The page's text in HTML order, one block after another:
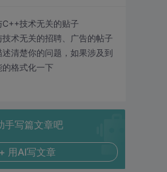
技术无关的贴子
术无关的招聘、广告的帖子
清楚你的问题，如果涉及到
格式化一下
手写篇文章吧
+ 用AI写文章